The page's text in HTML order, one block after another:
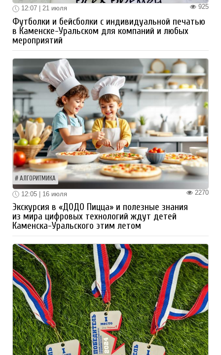
925
12:07 | 21 июля
Футболки и бейсболки с индивидуальной печатью
в Каменске-Уральском для компаний и любых
мероприятий
АЛГОРИТМИКА
2270
12:05 | 16 июля
Экскурсия в «ДОДО Пицца» и полезные знания
из мира цифровых технологий ждут детей
Каменска-Уральского этим летом